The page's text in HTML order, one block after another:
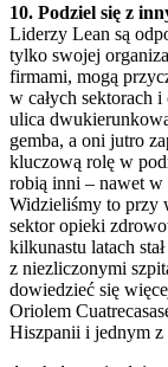
10. Podziel się z
Liderzy Lean są
tylko swojej
firmami, mogą
w całych sektorach
ulica
gemba, a oni jutro
kluczową rolę w
robią inni – nawet w
Widzieliśmy to przy
sektor opieki
kilkunastu latach
z niezliczonymi
dowiedzieć się
Oriolem
Hiszpanii i jednym z